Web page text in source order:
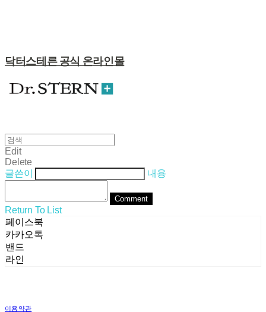
닥터스테른 공식 온라인몰
Edit
Delete
글쓴이
내용
Comment
Return To List
페이스북
카카오톡
밴드
라인
이용약관